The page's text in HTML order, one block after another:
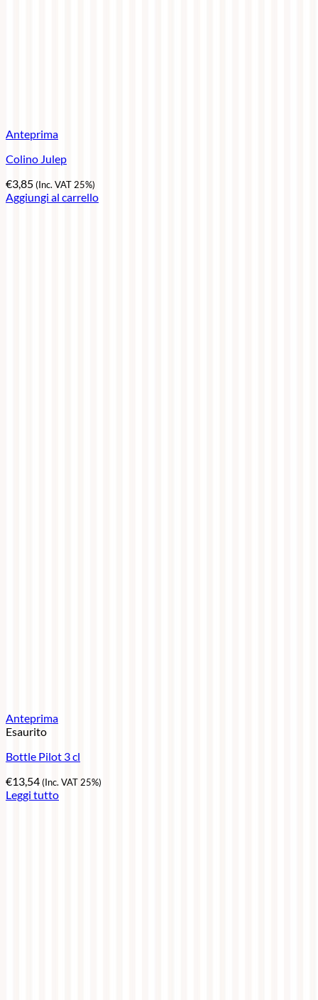
Anteprima
Colino Julep
€3,85(Inc. VAT 25%)
Aggiungi al carrello
Anteprima
Esaurito
Bottle Pilot 3 cl
€13,54(Inc. VAT 25%)
Leggi tutto